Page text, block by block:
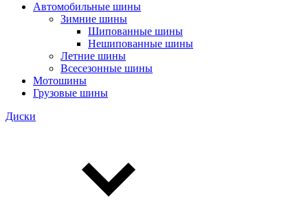
Автомобильные шины
Зимние шины
Шипованные шины
Нешипованные шины
Летние шины
Всесезонные шины
Мотошины
Грузовые шины
Диски